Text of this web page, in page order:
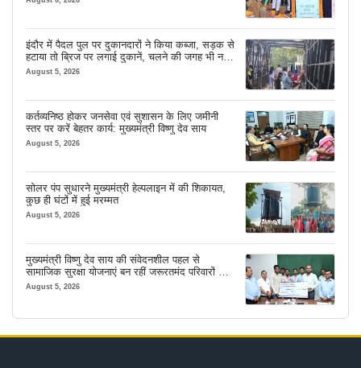
इंदौर में पैदल पुल पर दुकानदारों ने किया कब्जा, सड़क से
हटाया तो ब्रिज पर लगाई दुकानें, चलने की जगह भी नहीं
मिल रही
August 5, 2026
कर्तव्यनिष्ठ होकर जनसेवा एवं सुशासन के लिए जमीनी
स्तर पर करें बेहतर कार्य: मुख्यमंत्री विष्णु देव साय
August 5, 2026
सोलर पंप सुधारने मुख्यमंत्री हेल्पलाइन में की शिकायत,
कुछ ही घंटों में हुई मरम्मत
August 5, 2026
मुख्यमंत्री विष्णु देव साय की संवेदनशील पहल से
सामाजिक सुरक्षा योजनाएं बन रहीं जरूरतमंद परिवारों का
मजबूत सहारा
August 5, 2026